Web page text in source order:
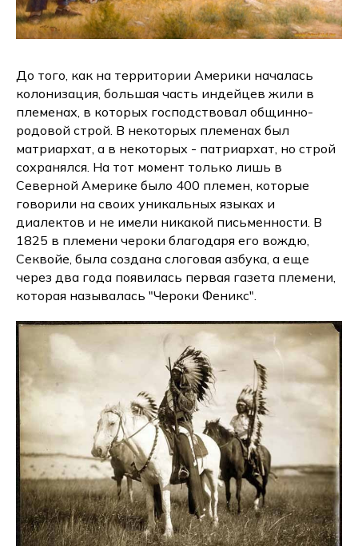
До того, как на территории Америки началась
колонизация, большая часть индейцев жили в
племенах, в которых господствовал общинно-
родовой строй. В некоторых племенах был
матриархат, а в некоторых - патриархат, но строй
сохранялся. На тот момент только лишь в
Северной Америке было 400 племен, которые
говорили на своих уникальных языках и
диалектов и не имели никакой письменности. В
1825 в племени чероки благодаря его вождю,
Секвойе, была создана слоговая азбука, а еще
через два года появилась первая газета племени,
которая называлась "Чероки Феникс".